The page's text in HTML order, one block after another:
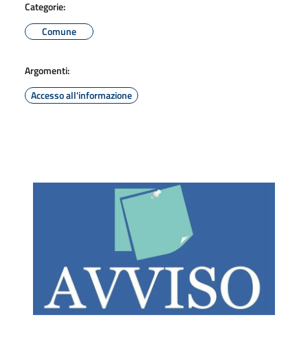
Categorie:
Comune
Argomenti:
Accesso all'informazione